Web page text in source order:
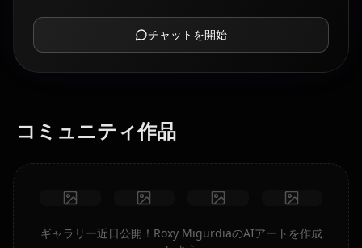
チャットを開始
コミュニティ作品
ギャラリー近日公開！Roxy MigurdiaのAIアートを作成